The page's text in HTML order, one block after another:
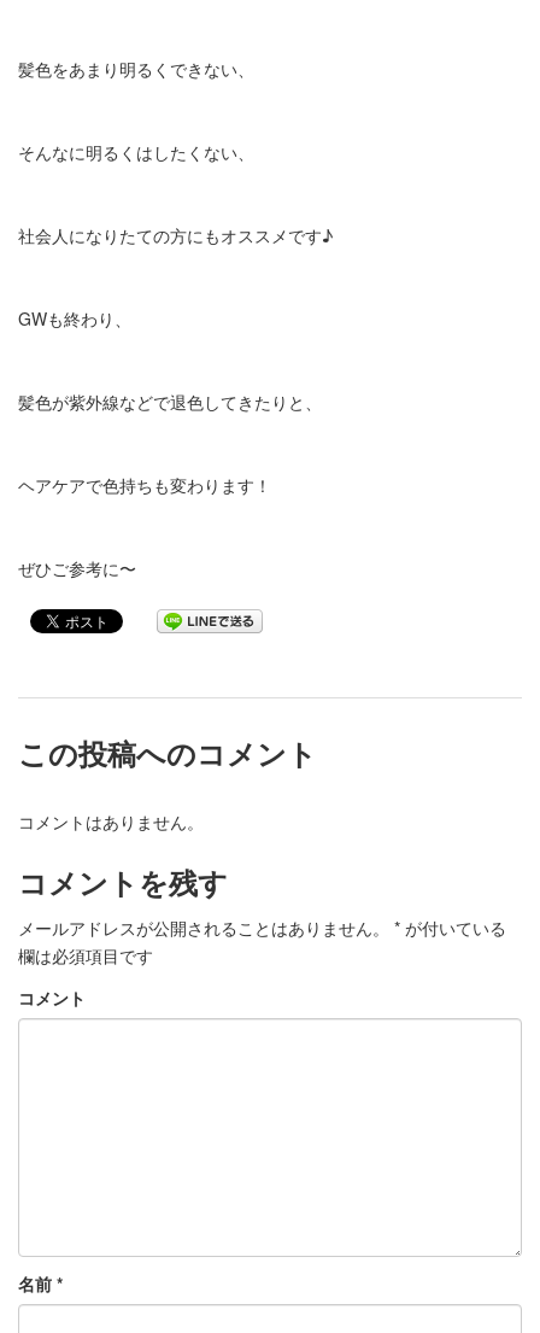
髪色をあまり明るくできない、
そんなに明るくはしたくない、
社会人になりたての方にもオススメです♪
GWも終わり、
髪色が紫外線などで退色してきたりと、
ヘアケアで色持ちも変わります！
ぜひご参考に〜
この投稿へのコメント
コメントはありません。
コメントを残す
メールアドレスが公開されることはありません。 * が付いている
欄は必須項目です
コメント
名前 *